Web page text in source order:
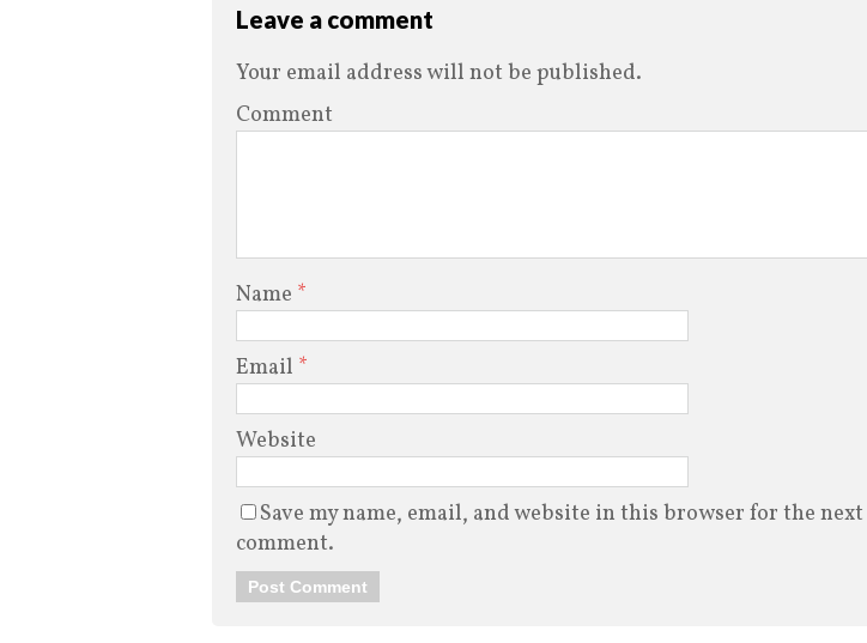
Leave a comment
Your email address will not be published.
Comment
Name *
Email *
Website
Save my name, email, and website in this browser for the
comment.